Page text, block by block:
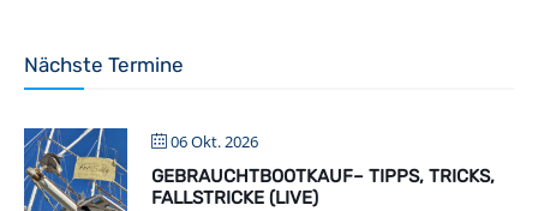
Nächste Termine
06 Okt. 2026
GEBRAUCHTBOOTKAUF– TIPPS, TRICKS,
FALLSTRICKE (LIVE)